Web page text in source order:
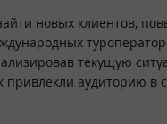
новых клиентов,
текущую
привлекли аудиторию в